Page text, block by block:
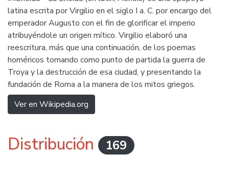
latina escrita por Virgilio en el siglo I a. C. por encargo del
emperador Augusto con el fin de glorificar el imperio
atribuyéndole un origen mítico. Virgilio elaboró una
reescritura, más que una continuación, de los poemas
homéricos tomando como punto de partida la guerra de
Troya y la destrucción de esa ciudad, y presentando la
fundación de Roma a la manera de los mitos griegos.
Ver en Wikipedia.org
Distribución 169